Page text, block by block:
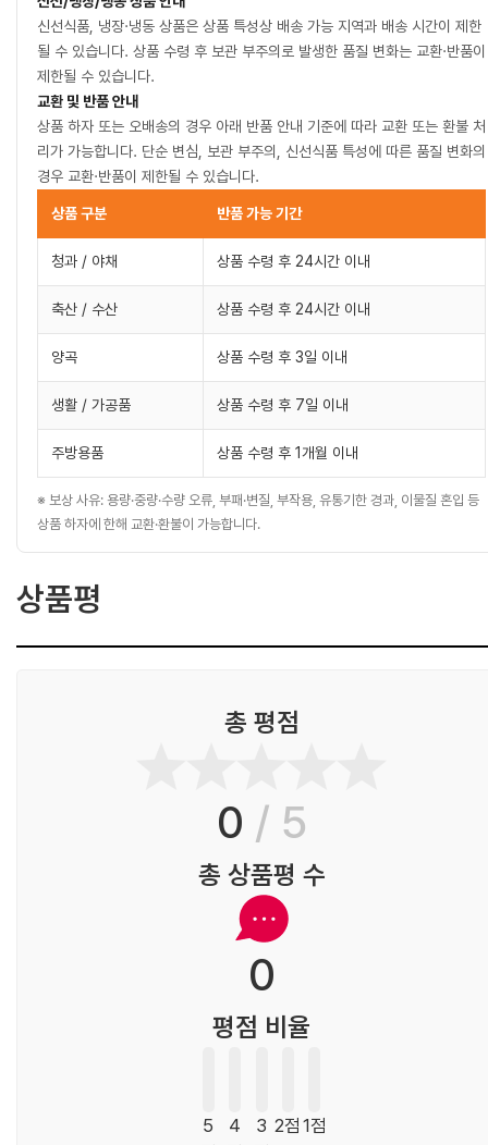
신선식품, 냉장·냉동 상품은 상품 특성상 배송 가능 지역과 배송 시간이 제한
될 수 있습니다. 상품 수령 후 보관 부주의로 발생한 품질 변화는 교환·반품이
제한될 수 있습니다.
교환 및 반품 안내
상품 하자 또는 오배송의 경우 아래 반품 안내 기준에 따라 교환 또는 환불 처
리가 가능합니다. 단순 변심, 보관 부주의, 신선식품 특성에 따른 품질 변화의
경우 교환·반품이 제한될 수 있습니다.
상품 구분 반품 가능 기간
청과 / 야채 상품 수령 후 24시간 이내
축산 / 수산 상품 수령 후 24시간 이내
양곡 상품 수령 후 3일 이내
생활 / 가공품 상품 수령 후 7일 이내
주방용품 상품 수령 후 1개월 이내
※ 보상 사유: 용량·중량·수량 오류, 부패·변질, 부작용, 유통기한 경과, 이물질 혼입 등
상품 하자에 한해 교환·환불이 가능합니다.
상품평
총 평점
0 / 5
총 상품평 수
0
평점 비율
5
4
3 2점 1점